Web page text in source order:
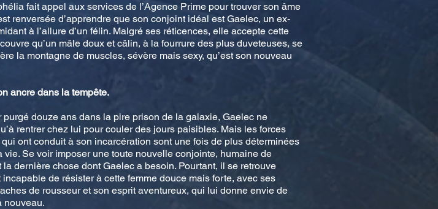
fait appel aux services de l’Agence Prime pour trouver son âme
renversée d’apprendre que son conjoint idéal est Gaelec, un ex-
à l’allure d’un félin. Malgré ses réticences, elle accepte cette
qu’un mâle doux et câlin, à la fourrure des plus duveteuses, se
la montagne de muscles, sévère mais sexy, qu’est son nouveau
ancre dans la tempête.
purgé douze ans dans la pire prison de la galaxie, Gaelec ne
rentrer chez lui pour couler des jours paisibles. Mais les forces
ont conduit à son incarcération sont une fois de plus déterminées
vie. Se voir imposer une toute nouvelle conjointe, humaine de
la dernière chose dont Gaelec a besoin. Pourtant, il se retrouve
incapable de résister à cette femme douce mais forte, avec ses
de rousseur et son esprit aventureux, qui lui donne envie de
nouveau.